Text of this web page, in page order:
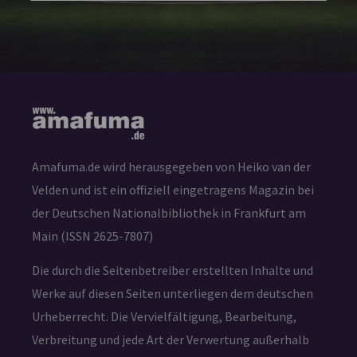
Amafuma.de wird herausgegeben von Heiko van der
Velden und ist ein offiziell eingetragens Magazin bei
der Deutschen Nationalbibliothek in Frankfurt am
Main (ISSN 2625-7807)
Die durch die Seitenbetreiber erstellten Inhalte und
Werke auf diesen Seiten unterliegen dem deutschen
Urheberrecht. Die Vervielfältigung, Bearbeitung,
Verbreitung und jede Art der Verwertung außerhalb